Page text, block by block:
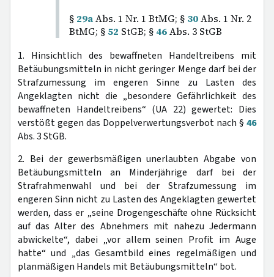
§ 29aAbs. 1 Nr. 1 BtMG; § 30Abs. 1 Nr. 2
BtMG; § 52 StGB; § 46Abs. 3 StGB
1. Hinsichtlich des bewaffneten Handeltreibens mit
Betäubungsmitteln in nicht geringer Menge darf bei der
Strafzumessung im engeren Sinne zu Lasten des
Angeklagten nicht die „besondere Gefährlichkeit des
bewaffneten Handeltreibens“ (UA 22) gewertet: Dies
verstößt gegen das Doppelverwertungsverbot nach § 46
Abs. 3 StGB.
2. Bei der gewerbsmäßigen unerlaubten Abgabe von
Betäubungsmitteln an Minderjährige darf bei der
Strafrahmenwahl und bei der Strafzumessung im
engeren Sinn nicht zu Lasten des Angeklagten gewertet
werden, dass er „seine Drogengeschäfte ohne Rücksicht
auf das Alter des Abnehmers mit nahezu Jedermann
abwickelte“, dabei „vor allem seinen Profit im Auge
hatte“ und „das Gesamtbild eines regelmäßigen und
planmäßigen Handels mit Betäubungsmitteln“ bot.